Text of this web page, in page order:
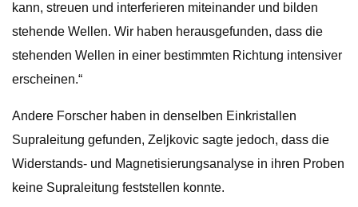
kann, streuen und interferieren miteinander und bilden
stehende Wellen. Wir haben herausgefunden, dass die
stehenden Wellen in einer bestimmten Richtung intensiver
erscheinen.“
Andere Forscher haben in denselben Einkristallen
Supraleitung gefunden, Zeljkovic sagte jedoch, dass die
Widerstands- und Magnetisierungsanalyse in ihren Proben
keine Supraleitung feststellen konnte.